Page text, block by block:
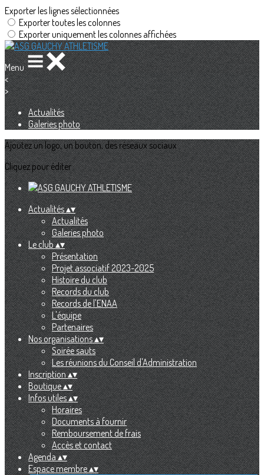
Exporter les lignes sélectionnées
Exporter toutes les colonnes
Exporter uniquement les colonnes affichées
Menu
<
>
Actualités
Galeries photo
Ajoutez un logo, un bouton, des réseaux sociaux
Cliquez pour éditer
Actualités▴▾
Actualités
Galeries photo
Le club▴▾
Présentation
Projet associatif 2023-2025
Histoire du club
Records du club
Records de l'ENAA
L'équipe
Partenaires
Nos organisations▴▾
Soirée sauts
Les réunions du Conseil d'Administration
Inscription▴▾
Boutique▴▾
Infos utiles▴▾
Horaires
Documents à fournir
Remboursement de frais
Accès et contact
Agenda▴▾
Espace membre▴▾